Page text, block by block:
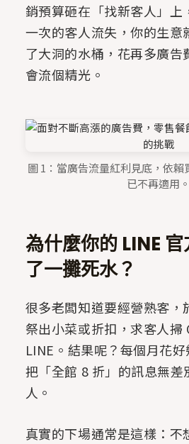
銷預算砸在「找新客人」上
一次的客人流失，你的生意
了大洞的水桶，花再多廣告
會流個精光。
圖 1：當廣告流量紅利見底，依
已不再適用。
為什麼你的 LINE
了一攤死水？
很多老闆知道要經營熟客，
祭出小菜或折扣，求客人掃
LINE。結果呢？每個月花好
把「全館 8 折」的訊息無差
人。
真實的下場通常是這樣：不